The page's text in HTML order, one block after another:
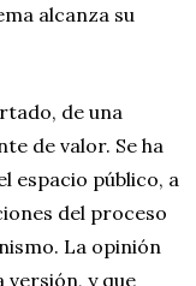
alcanza su
de una
de valor. Se ha
espacio público, a
del proceso
La opinión
versión, y que